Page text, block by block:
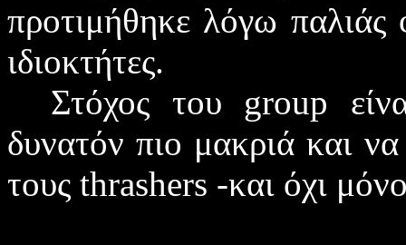
προτιμήθηκε λόγω παλιάς
ιδιοκτήτες.
Στόχος του group
δυνατόν πιο μακριά και
τους thrashers -και όχι